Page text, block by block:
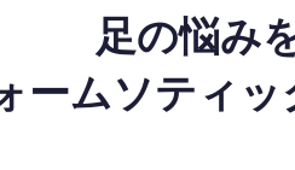
足の悩み
ームソティッ